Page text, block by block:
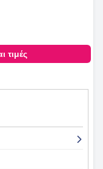
τιμές